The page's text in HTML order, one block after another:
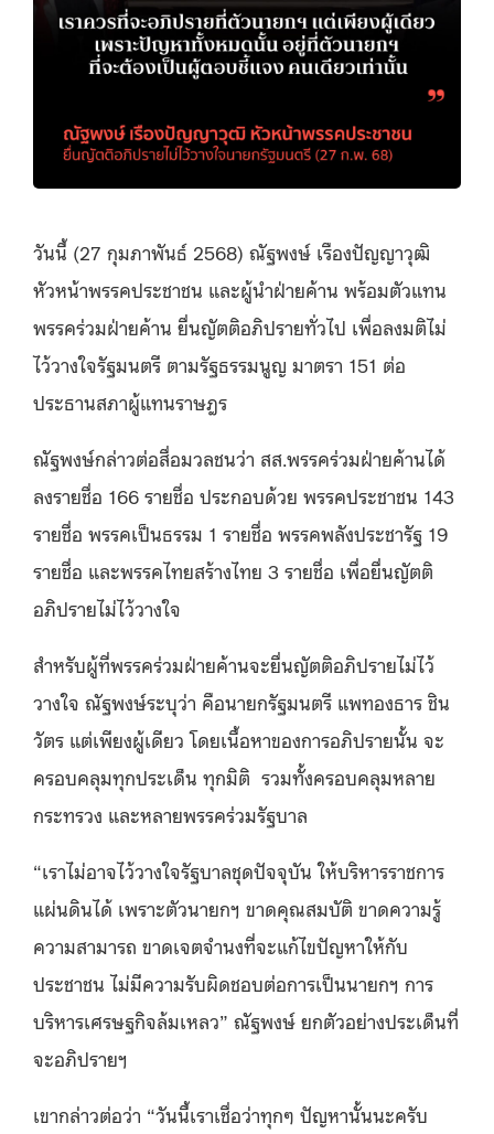
วันนี้ (27 กุมภาพันธ์ 2568) ณัฐพงษ์ เรืองปัญญาวุฒิ
หัวหน้าพรรคประชาชน และผู้นำฝ่ายค้าน พร้อมตัวแทน
พรรคร่วมฝ่ายค้าน ยื่นญัตติอภิปรายทั่วไป เพื่อลงมติไม่
ไว้วางใจรัฐมนตรี ตามรัฐธรรมนูญ มาตรา 151 ต่อ
ประธานสภาผู้แทนราษฎร
ณัฐพงษ์กล่าวต่อสื่อมวลชนว่า สส.พรรคร่วมฝ่ายค้านได้
ลงรายชื่อ 166 รายชื่อ ประกอบด้วย พรรคประชาชน 143
รายชื่อ พรรคเป็นธรรม 1 รายชื่อ พรรคพลังประชารัฐ 19
รายชื่อ และพรรคไทยสร้างไทย 3 รายชื่อ เพื่อยื่นญัตติ
อภิปรายไม่ไว้วางใจ
สำหรับผู้ที่พรรคร่วมฝ่ายค้านจะยื่นญัตติอภิปรายไม่ไว้
วางใจ ณัฐพงษ์ระบุว่า คือนายกรัฐมนตรี แพทองธาร ชิน
วัตร แต่เพียงผู้เดียว โดยเนื้อหาของการอภิปรายนั้น จะ
ครอบคลุมทุกประเด็น ทุกมิติ รวมทั้งครอบคลุมหลาย
กระทรวง และหลายพรรคร่วมรัฐบาล
“เราไม่อาจไว้วางใจรัฐบาลชุดปัจจุบัน ให้บริหารราชการ
แผ่นดินได้ เพราะตัวนายกฯ ขาดคุณสมบัติ ขาดความรู้
ความสามารถ ขาดเจตจำนงที่จะแก้ไขปัญหาให้กับ
ประชาชน ไม่มีความรับผิดชอบต่อการเป็นนายกฯ การ
บริหารเศรษฐกิจล้มเหลว” ณัฐพงษ์ ยกตัวอย่างประเด็นที่
จะอภิปรายฯ
เขากล่าวต่อว่า “วันนี้เราเชื่อว่าทุกๆ ปัญหานั้นนะครับ